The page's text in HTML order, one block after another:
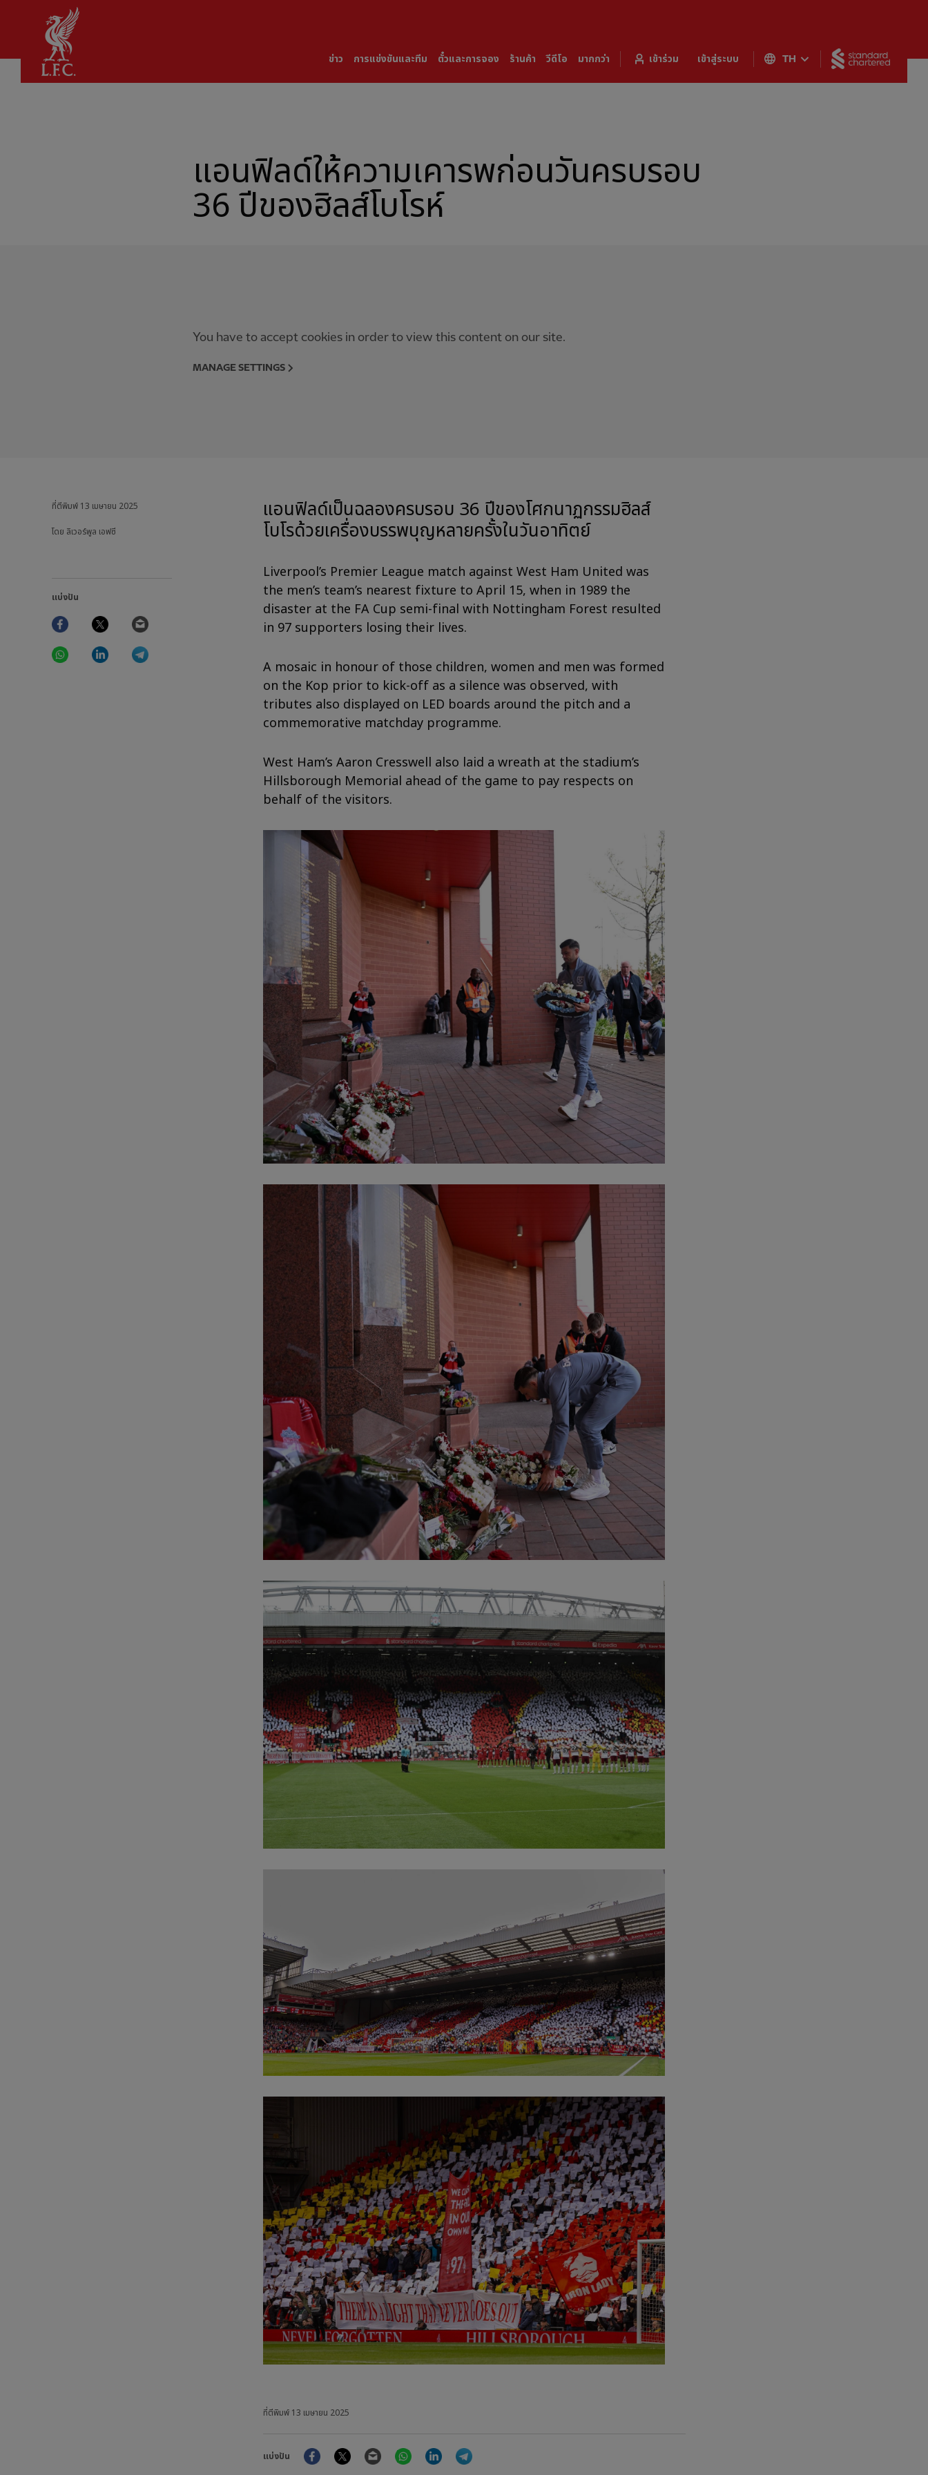
ข่าว การแข่งขันและทีม ตั๋วและการจอง ร้านค้า วีดีโอ มากกว่า เข้าร่วม เข้าสู่ระบบ TH
แอนฟิลด์ให้ความเคารพก่อนวันครบรอบ
36 ปีของฮิลส์โบโรห์
You have to accept cookies in order to view this content on our site.
MANAGE SETTINGS
ที่ตีพิมพ์ 13 เมษายน 2025
โดย ลิเวอร์พูล เอฟซี
แบ่งปัน
Facebook Twitter
WhatsAppLinkedIn
แอนฟิลด์เป็นฉลองครบรอบ 36 ปีของโศกนาฏกรรมฮิลส์
โบโรด้วยเครื่องบรรพบุญหลายครั้งในวันอาทิตย์
Liverpool’s Premier League match against West Ham United was
the men’s team’s nearest fixture to April 15, when in 1989 the
disaster at the FA Cup semi-final with Nottingham Forest resulted
in 97 supporters losing their lives.
A mosaic in honour of those children, women and men was formed
on the Kop prior to kick-off as a silence was observed, with
tributes also displayed on LED boards around the pitch and a
commemorative matchday programme.
West Ham’s Aaron Cresswell also laid a wreath at the stadium’s
Hillsborough Memorial ahead of the game to pay respects on
behalf of the visitors.
ที่ตีพิมพ์ 13 เมษายน 2025
แบ่งปัน
FacebookTwitter Email WhatsAppLinkedIn